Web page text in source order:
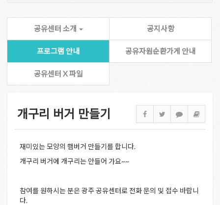
공유센터 소개 공지사항
프로그램 안내 공유자원순환가게 안내
공유센터 X 파일
개구리 버거 만들기
재미있는 모양의 햄버거 만들기를 합니다.
개구리 버거에 개구리는 안들어 가요~~
참여를 원하시는 분은 광주 공유센터로 전화 문의 및 접수 바랍니
다.